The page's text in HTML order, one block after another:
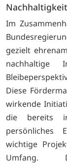
Im
gezielt
nachhaltige
Diese
wirkende
die bereits
persönliches
wichtige
Umfang.